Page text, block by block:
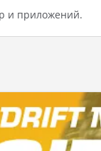
и приложений.